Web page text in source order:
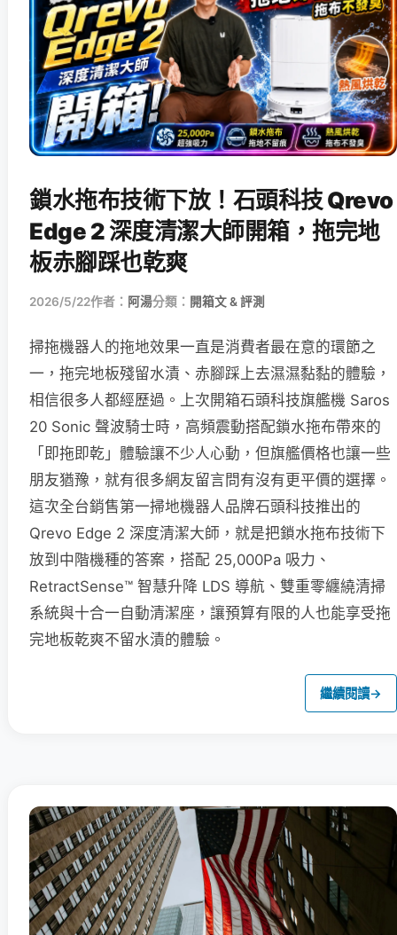
鎖水拖布技術下放！石頭科技 Qrevo
Edge 2 深度清潔大師開箱，拖完地
板赤腳踩也乾爽
2026/5/22作者： 阿湯分類： 開箱文 & 評測
掃拖機器人的拖地效果一直是消費者最在意的環節之
一，拖完地板殘留水漬、赤腳踩上去濕濕黏黏的體驗，
相信很多人都經歷過。上次開箱石頭科技旗艦機 Saros
20 Sonic 聲波騎士時，高頻震動搭配鎖水拖布帶來的
「即拖即乾」體驗讓不少人心動，但旗艦價格也讓一些
朋友猶豫，就有很多網友留言問有沒有更平價的選擇。
這次全台銷售第一掃地機器人品牌石頭科技推出的
Qrevo Edge 2 深度清潔大師，就是把鎖水拖布技術下
放到中階機種的答案，搭配 25,000Pa 吸力、
RetractSense™ 智慧升降 LDS 導航、雙重零纏繞清掃
系統與十合一自動清潔座，讓預算有限的人也能享受拖
完地板乾爽不留水漬的體驗。
繼續閱讀→